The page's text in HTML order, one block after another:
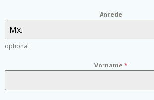
Anrede
Mx.
optional
Vorname *